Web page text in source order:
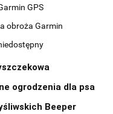
GPS
obroża Garmin
ogrodzenia dla psa
Beeper